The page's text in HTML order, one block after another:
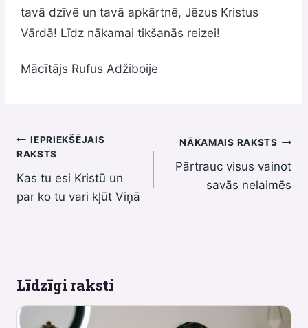
tavā dzīvē un tavā apkārtnē, Jēzus Kristus
Vārdā! Līdz nākamai tikšanās reizei!
Mācītājs Rufus Adžiboije
Ziņu
izvēlne
IEPRIEKŠĒJAIS
RAKSTS
Kas tu esi Kristū un
par ko tu vari kļūt Viņā
NĀKAMAIS RAKSTS
Pārtrauc visus vainot
savās nelaimēs
Līdzīgi raksti